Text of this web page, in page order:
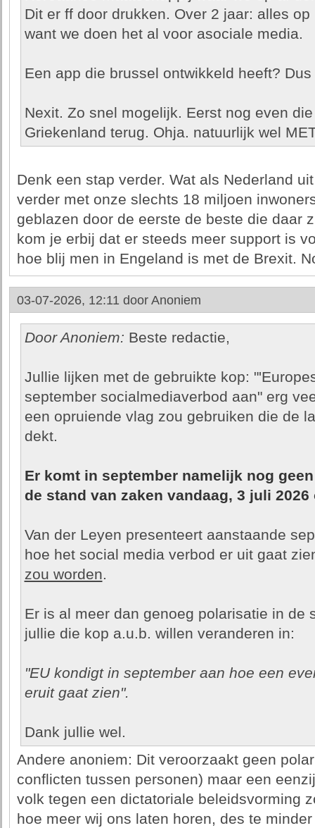
Dit er ff door drukken. Over 2 jaar: alles
want we doen het al voor asociale media.
Een app die brussel ontwikkeld heeft?
Nexit. Zo snel mogelijk. Eerst nog even
Griekenland terug. Ohja. natuurlijk wel
Denk een stap verder. Wat als Nederland
verder met onze slechts 18 miljoen
geblazen door de eerste de beste die daar
kom je erbij dat er steeds meer support is
hoe blij men in Engeland is met de Brexit.
03-07-2026, 12:11 door Anoniem
Door Anoniem: Beste redactie,
Jullie lijken met de gebruikte kop:
september socialmediaverbod aan" erg
een opruiende vlag zou gebruiken die de
dekt.
Er komt in september namelijk nog
de stand van zaken vandaag, 3 juli
Van der Leyen presenteert aanstaande
hoe het social media verbod er uit gaat
zou worden.
Er is al meer dan genoeg polarisatie in de
jullie die kop a.u.b. willen veranderen in:
"EU kondigt in september aan hoe een
eruit gaat zien".
Dank jullie wel.
Andere anoniem: Dit veroorzaakt geen
conflicten tussen personen) maar een
volk tegen een dictatoriale beleidsvorming
hoe meer wij ons laten horen, des te